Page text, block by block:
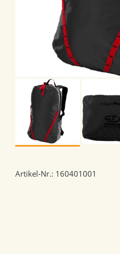
Artikel-Nr.: 160401001